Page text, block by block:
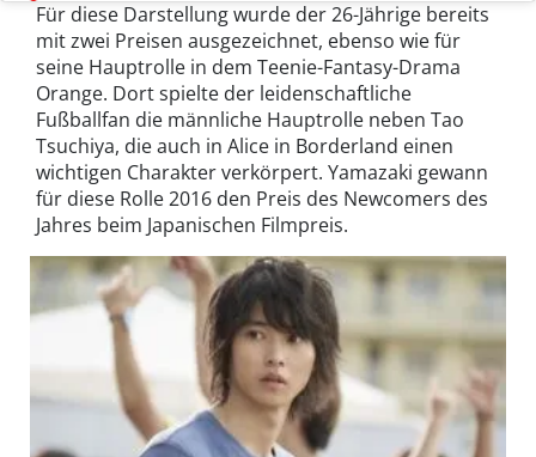
Für diese Darstellung wurde der 26-Jährige bereits
mit zwei Preisen ausgezeichnet, ebenso wie für
seine Hauptrolle in dem Teenie-Fantasy-Drama
Orange. Dort spielte der leidenschaftliche
Fußballfan die männliche Hauptrolle neben Tao
Tsuchiya, die auch in Alice in Borderland einen
wichtigen Charakter verkörpert. Yamazaki gewann
für diese Rolle 2016 den Preis des Newcomers des
Jahres beim Japanischen Filmpreis.